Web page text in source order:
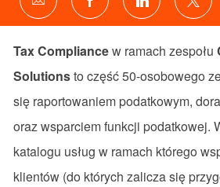
Share
via
Share
via
Share
via
via
Tax Compliancew ramach zespołu
Solutionsto część 50-osobowego
się raportowaniem podatkowym,
oraz wsparciem funkcji podatkowej.
katalogu usług w ramach którego
klientów (do których zalicza się